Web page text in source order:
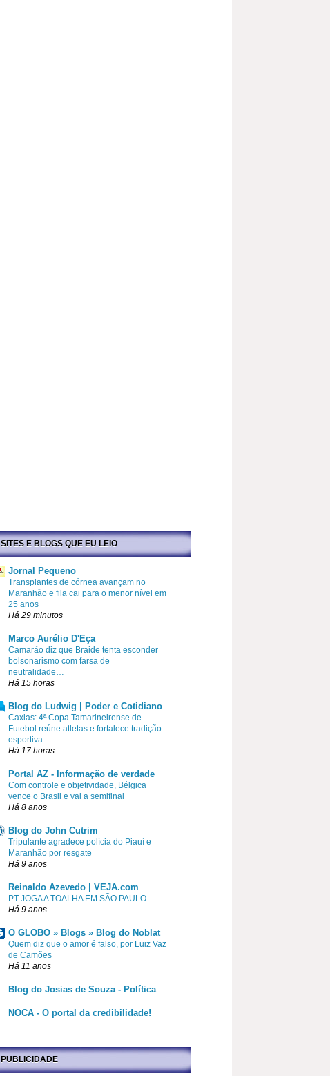
SITES E BLOGS QUE EU LEIO
Jornal Pequeno
Transplantes de córnea avançam no
Maranhão e fila cai para o menor nível em
25 anos
Há 29 minutos
Marco Aurélio D'Eça
Camarão diz que Braide tenta esconder
bolsonarismo com farsa de
neutralidade…
Há 15 horas
Blog do Ludwig | Poder e Cotidiano
Caxias: 4ª Copa Tamarineirense de
Futebol reúne atletas e fortalece tradição
esportiva
Há 17 horas
Portal AZ - Informação de verdade
Com controle e objetividade, Bélgica
vence o Brasil e vai a semifinal
Há 8 anos
Blog do John Cutrim
Tripulante agradece polícia do Piauí e
Maranhão por resgate
Há 9 anos
Reinaldo Azevedo | VEJA.com
PT JOGA A TOALHA EM SÃO PAULO
Há 9 anos
O GLOBO » Blogs » Blog do Noblat
Quem diz que o amor é falso, por Luiz Vaz
de Camões
Há 11 anos
Blog do Josias de Souza - Política
NOCA - O portal da credibilidade!
PUBLICIDADE